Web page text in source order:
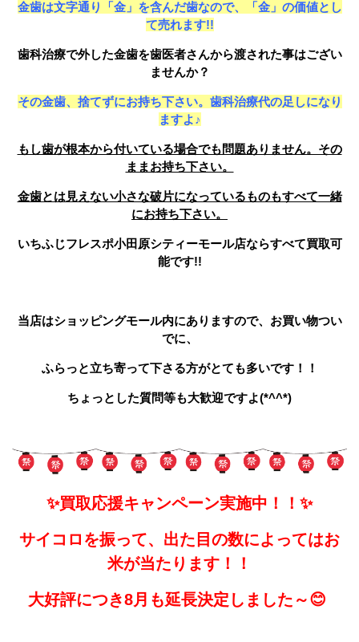
金歯は文字通り「金」を含んだ歯なので、「金」の価値とし
て売れます!!
歯科治療で外した金歯を歯医者さんから渡された事はござい
ませんか？
その金歯、捨てずにお持ち下さい。歯科治療代の足しになり
ますよ♪
もし歯が根本から付いている場合でも問題ありません。その
ままお持ち下さい。
金歯とは見えない小さな破片になっているものもすべて一緒
にお持ち下さい。
いちふじフレスポ小田原シティーモール店ならすべて買取可
能です!!
当店はショッピングモール内にありますので、お買い物つい
でに、
ふらっと立ち寄って下さる方がとても多いです！！
ちょっとした質問等も大歓迎ですよ(*^^*)
✨買取応援キャンペーン実施中！！✨
サイコロを振って、出た目の数によってはお
米が当たります！！
大好評につき8月も延長決定しました～😊